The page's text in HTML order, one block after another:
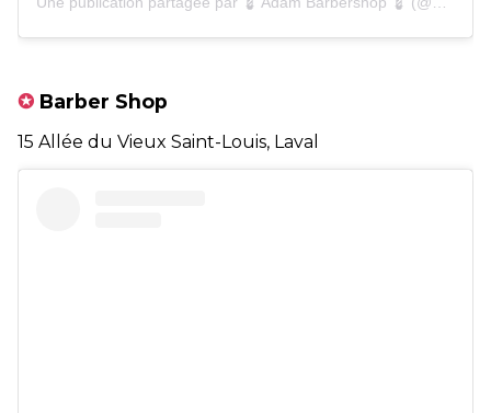
✪ Barber Shop
15 Allée du Vieux Saint-Louis, Laval